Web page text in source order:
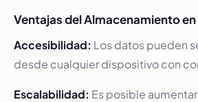
Ventajas del Almacenamiento en
Accesibilidad: Los datos pueden
desde cualquier dispositivo con
Escalabilidad: Es posible